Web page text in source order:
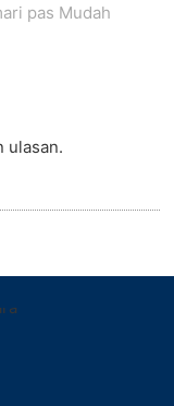
pas Mudah
ulasan.